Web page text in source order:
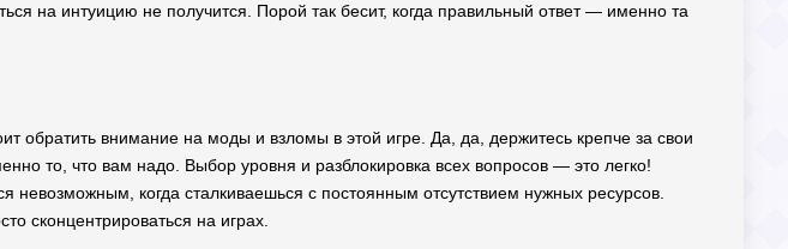
на интуицию не получится. Порой так бесит, когда правильный ответ — именно та
обратить внимание на моды и взломы в этой игре. Да, да, держитесь крепче за свои
то, что вам надо. Выбор уровня и разблокировка всех вопросов — это легко!
невозможным, когда сталкиваешься с постоянным отсутствием нужных ресурсов.
сконцентрироваться на играх.